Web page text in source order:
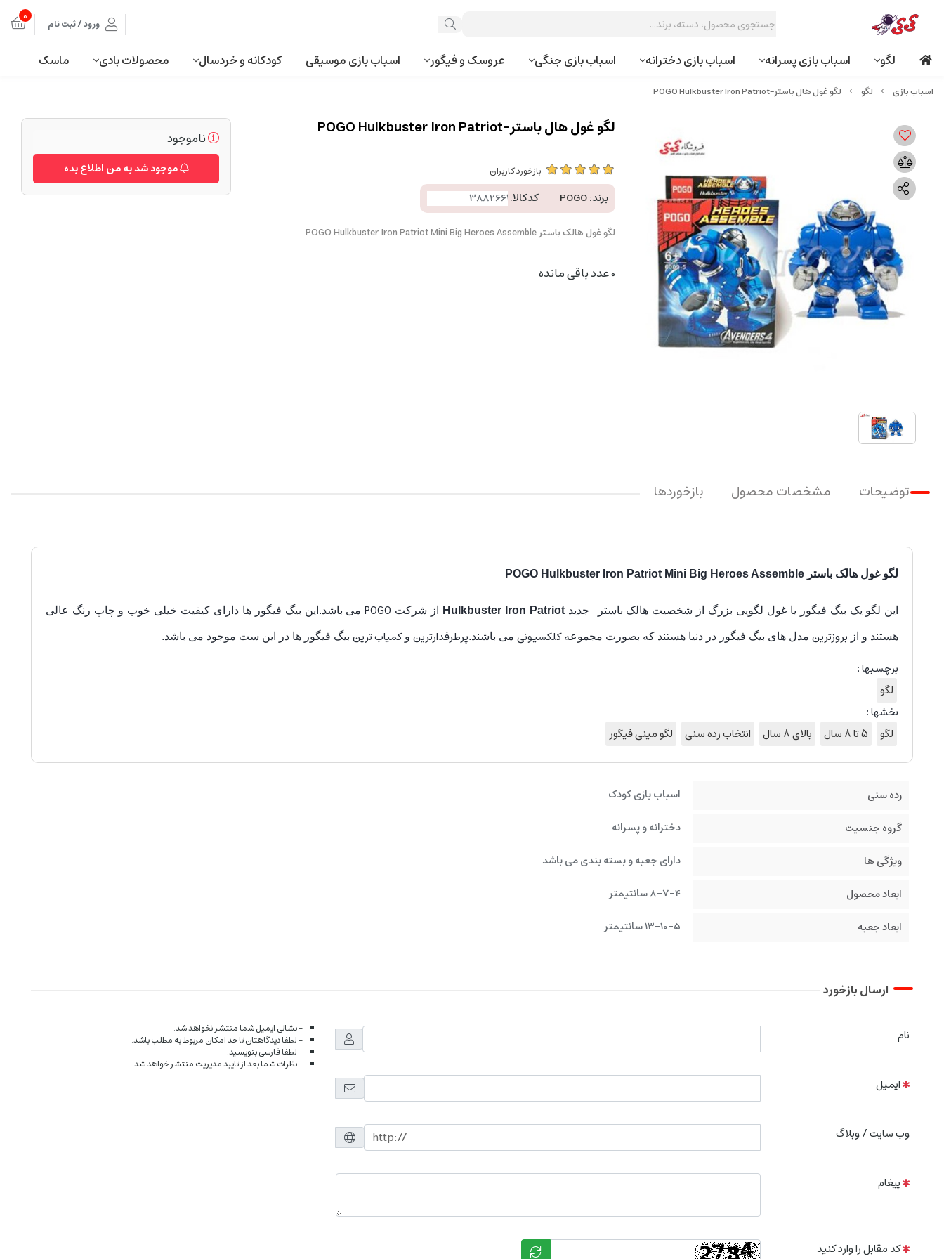
ورود / ثبت نام 0
لگو اسباب بازی پسرانه اسباب بازی دخترانه اسباب بازی جنگی عروسک و فیگور اسباب بازی موسیقی کودکانه و خردسال محصولات بادی ماسک
لگو لگو غول هال باستر-POGO Hulkbuster Iron Patriot
لگو غول هال باستر-POGO Hulkbuster Iron Patriot
بازخورد کاربران
برند:POGO کدکالا:
لگو غول هالک باستر POGO Hulkbuster Iron Patriot Mini Big Heroes Assemble
0عدد باقی مانده
ناموجود
موجود شد به من اطلاع بده
توضیحات مشخصات محصول بازخوردها
لگو غول هالک باستر POGO Hulkbuster Iron Patriot Mini Big Heroes Assemble
این لگو یک بیگ فیگور یا غول لگویی بزرگ از شخصیت هالک باستر جدیدHulkbuster Iron Patriot از شرکت POGOمی باشد.این بیگ فیگور ها دارای کیفیت خیلی خوب و چاپ رنگ عالی
هستند و از بروزترینمدل های بیگ فیگور در دنیا هستند که بصورت مجموعهکلکسیونی می باشند.پرطرفدارترینوکمیاب ترینبیگ فیگور ها در این ست موجود می باشد.
برچسبها :
لگو
بخشها :
لگو
5 تا 8 سال بالای 8 سال انتخاب رده سنی لگو مینی فیگور
رده سنی
اسباب بازی کودک
گروه جنسیت
دخترانه و پسرانه
ویژگی ها
دارای جعبه و بسته بندی می باشد
ابعاد محصول
8-7-4 سانتیمتر
ابعاد جعبه
13-10-5 سانتیمتر
ارسال بازخورد
نام
ایمیل
وب سایت / وبلاگ
پیغام
کد مقابل را وارد کنید
- نشانی ایمیل شما منتشر نخواهد شد.
- لطفا دیدگاهتان تا حد امکان مربوط به مطلب باشد.
- لطفا فارسی بنویسید.
- نظرات شما بعد از تایید مدیریت منتشر خواهد شد